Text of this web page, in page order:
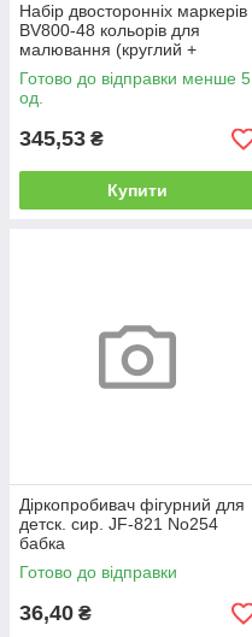
Набір двосторонніх маркерів
BV800-48 кольорів для
малювання (круглий +
скісний.) квадратний у сумці
Готово до відправки менше 5
од.
345,53 ₴
Купити
Діркопробивач фігурний для
детск. сир. JF-821 No254
бабка
Готово до відправки
36,40 ₴